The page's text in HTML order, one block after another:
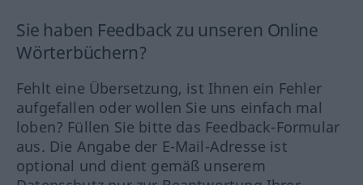
Sie haben Feedback zu unseren Online
Wörterbüchern?
Fehlt eine Übersetzung, ist Ihnen ein Fehler
aufgefallen oder wollen Sie uns einfach mal
loben? Füllen Sie bitte das Feedback-Formular
aus. Die Angabe der E-Mail-Adresse ist
optional und dient gemäß unserem